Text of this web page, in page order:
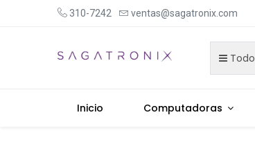
310-7242 ventas@sagatronix.com
Todo
Inicio Computadoras